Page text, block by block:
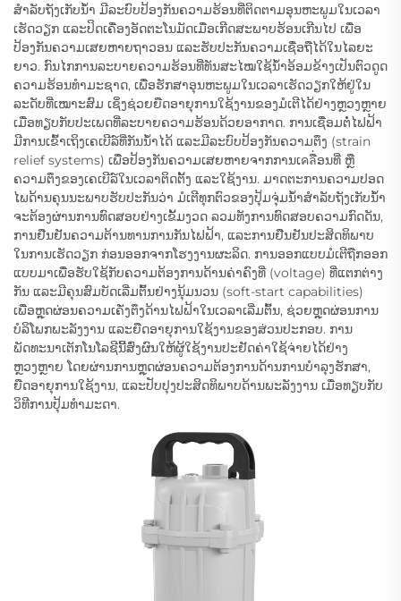
ສຳລັບຖັງເກັບນ້ຳ ມີລະບົບປ້ອງກັນຄວາມຮ້ອນທີ່ຕິດຕາມອຸນຫະພູມໃນເວລາ
ເຮັດວຽກ ແລະປິດເຄື່ອງອັດຕະໂນມັດເມື່ອເກີດສະພາບຮ້ອນເກີນໄປ ເພື່ອ
ປ້ອງກັນຄວາມເສຍຫາຍຖາວອນ ແລະຮັບປະກັນຄວາມເຊື່ອຖືໄດ້ໃນໄລຍະ
ຍາວ. ກົນໄກການລະບາຍຄວາມຮ້ອນທີ່ທັນສະໄໝໃຊ້ນ້ຳອ້ອມຂ້າງເປັນຕົວດູດ
ຄວາມຮ້ອນທຳມະຊາດ, ເພື່ອຮັກສາອຸນຫະພູມໃນເວລາເຮັດວຽກໃຫ້ຢູ່ໃນ
ລະດັບທີ່ເໝາະສົມ ເຊິ່ງຊ່ວຍຍືດອາຍຸການໃຊ້ງານຂອງມໍເຕີໄດ້ຢ່າງຫຼວງຫຼາຍ
ເມື່ອທຽບກັບປະເພດທີ່ລະບາຍຄວາມຮ້ອນດ້ວຍອາກາດ. ການເຊື່ອມຕໍ່ໄຟຟ້າ
ມີການເຂົ້າເຖິງເຄເບີລ໌ທີ່ກັນນ້ຳໄດ້ ແລະມີລະບົບປ້ອງກັນຄວາມຕຶງ (strain
relief systems) ເພື່ອປ້ອງກັນຄວາມເສຍຫາຍຈາກການເคลື່ອນທີ່ ຫຼື
ຄວາມຕຶງຂອງເຄເບີລ໌ໃນເວລາຕິດຕັ້ງ ແລະໃຊ້ງານ. ມາດຕະການຄວາມປອດ
ໄພດ້ານຄຸນນະພາບຮັບປະກັນວ່າ ມໍເຕີທຸກຕົວຂອງປຸ້ມຈຸ່ມນ້ຳສຳລັບຖັງເກັບນ້ຳ
ຈະຕ້ອງຜ່ານການທົດສອບຢ່າງເຂັ້ມງວດ ລວມທັງການທົດສອບຄວາມກົດດັນ,
ການຢືນຢັນຄວາມຕ້ານທານການກັນໄຟຟ້າ, ແລະການຢືນຢັນປະສິດທິພາບ
ໃນການເຮັດວຽກ ກ່ອນອອກຈາກໂຮງງານຜະລິດ. ການອອກແບບມໍເຕີຖືກອອກ
ແບບມາເພື່ອຮັບໃຊ້ກັບຄວາມຕ້ອງການດ້ານຄ່າຄົງທີ່ (voltage) ທີ່ແຕກຕ່າງ
ກັນ ແລະມີຄຸນສົມບັດເລີ່ມຕົ້ນຢ່າງນຸ້ມນວນ (soft-start capabilities)
ເພື່ອຫຼຸດຜ່ອນຄວາມເຄັ່ງຕຶງດ້ານໄຟຟ້າໃນເວລາເລີ່ມຕົ້ນ, ຊ່ວຍຫຼຸດຜ່ອນການ
ບໍລິໂພກພະລັງງານ ແລະຍືດອາຍຸການໃຊ້ງານຂອງສ່ວນປະກອບ. ການ
ພັດທະນາເຕັກໂນໂລຊີນີ້ສົ່ງຜົນໃຫ້ຜູ້ໃຊ້ງານປະຢັດຄ່າໃຊ້ຈ່າຍໄດ້ຢ່າງ
ຫຼວງຫຼາຍ ໂດຍຜ່ານການຫຼຸດຜ່ອນຄວາມຕ້ອງການດ້ານການບໍາລຸງຮັກສາ,
ຍືດອາຍຸການໃຊ້ງານ, ແລະປັບປຸງປະສິດທິພາບດ້ານພະລັງງານ ເມື່ອທຽບກັບ
ວິທີການປຸ້ມທຳມະດາ.